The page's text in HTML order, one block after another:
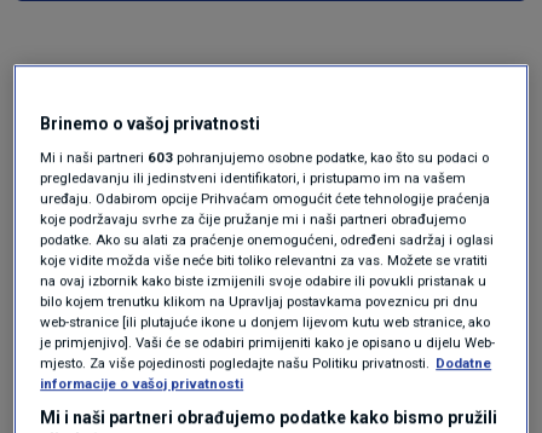
Oglas
Brinemo o vašoj privatnosti
Mi i naši partneri 603 pohranjujemo osobne podatke, kao što su podaci o
pregledavanju ili jedinstveni identifikatori, i pristupamo im na vašem
uređaju. Odabirom opcije Prihvaćam omogućit ćete tehnologije praćenja
koje podržavaju svrhe za čije pružanje mi i naši partneri obrađujemo
podatke. Ako su alati za praćenje onemogućeni, određeni sadržaj i oglasi
koje vidite možda više neće biti toliko relevantni za vas. Možete se vratiti
na ovaj izbornik kako biste izmijenili svoje odabire ili povukli pristanak u
bilo kojem trenutku klikom na Upravljaj postavkama poveznicu pri dnu
web-stranice [ili plutajuće ikone u donjem lijevom kutu web stranice, ako
je primjenjivo]. Vaši će se odabiri primijeniti kako je opisano u dijelu Web-
mjesto. Za više pojedinosti pogledajte našu Politiku privatnosti. Dodatne
informacije o vašoj privatnosti
Mi i naši partneri obrađujemo podatke kako bismo pružili